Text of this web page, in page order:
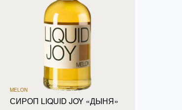
MELON
СИРОП LIQUID JOY «ДЫНЯ»